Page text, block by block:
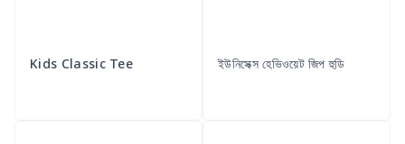
Kids Classic Tee ইউনিসেক্স হেভিওয়েট জিপ হুডি